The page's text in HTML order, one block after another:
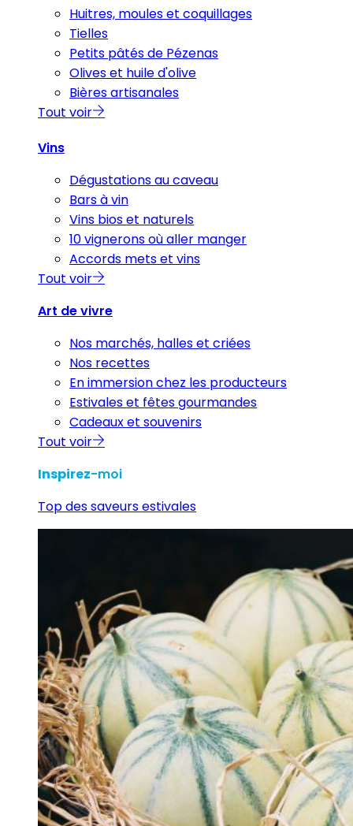
Huitres, moules et coquillages
Tielles
Petits pâtés de Pézenas
Olives et huile d'olive
Bières artisanales
Tout voir
Vins
Dégustations au caveau
Bars à vin
Vins bios et naturels
10 vignerons où aller manger
Accords mets et vins
Tout voir
Art de vivre
Nos marchés, halles et criées
Nos recettes
En immersion chez les producteurs
Estivales et fêtes gourmandes
Cadeaux et souvenirs
Tout voir
Inspirez-moi
Top des saveurs estivales